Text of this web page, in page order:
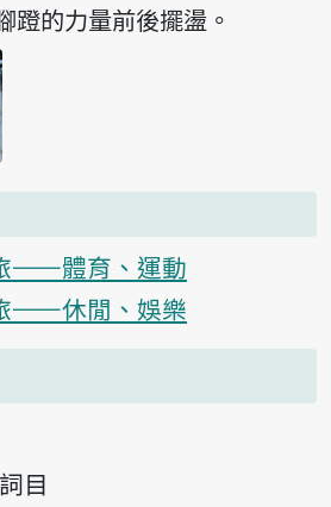
蹬的力量前後擺盪。
——體育、運動
——休閒、娛樂
目